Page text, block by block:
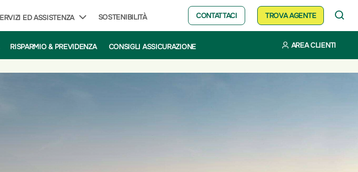
ED ASSISTENZA SOSTENIBILITÀ CONTATTACI TROVA AGENTE
RISPARMIO & PREVIDENZA CONSIGLI ASSICURAZIONE AREA CLIENTI